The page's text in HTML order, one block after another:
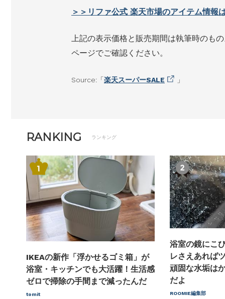
＞＞リファ公式 楽天市場のアイテム情報
上記の表示価格と販売期間は執筆時のも
ページでご確認ください。
Source:「楽天スーパーSALE 」
RANKING ランキング
IKEAの新作「浮かせるゴミ箱」が
浴室・キッチンでも大活躍！生活感
ゼロで掃除の手間まで減ったんだ
tomit
浴室の鏡にこ
レさえあれば
頑固な水垢は
だよ
ROOMIE編集部